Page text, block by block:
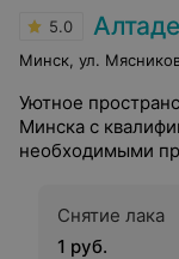
5.0
Минск, ул.
Уютное
Минска с
необходимыми
Снятие лака
1 руб.